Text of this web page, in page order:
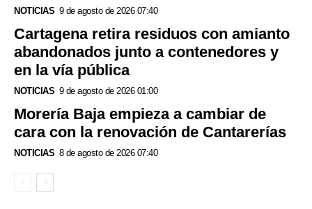
NOTICIAS 9 de agosto de 2026 07:40
Cartagena retira residuos con amianto
abandonados junto a contenedores y
en la vía pública
NOTICIAS 9 de agosto de 2026 01:00
Morería Baja empieza a cambiar de
cara con la renovación de Cantarerías
NOTICIAS 8 de agosto de 2026 07:40